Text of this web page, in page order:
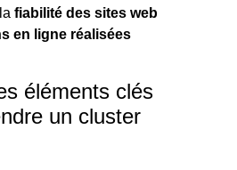
fiabilité des sites web
en ligne réalisées
éléments clés
un cluster